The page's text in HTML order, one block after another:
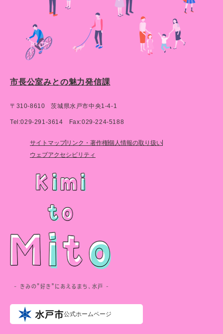
市長公室みとの魅力発信課
〒310-8610 茨城県水戸市中央1-4-1
Tel:029-291-3614 Fax:029-224-5188
サイトマップ リンク・著作権個人情報の取り扱い
ウェブアクセシビリティ
公式ホームページ